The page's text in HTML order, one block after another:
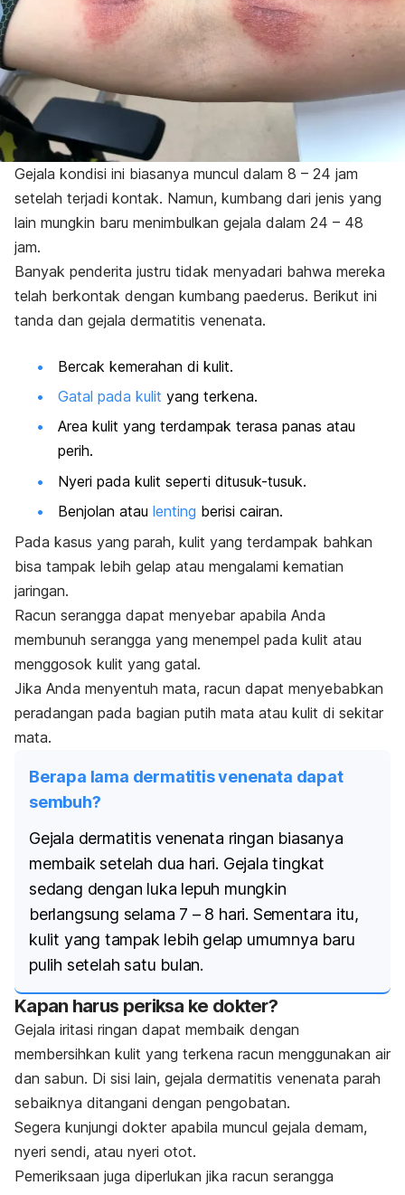
Gejala kondisi ini biasanya muncul dalam 8 – 24 jam
setelah terjadi kontak. Namun, kumbang dari jenis yang
lain mungkin baru menimbulkan gejala dalam 24 – 48
jam.
Banyak penderita justru tidak menyadari bahwa mereka
telah berkontak dengan kumbang paederus. Berikut ini
tanda dan gejala dermatitis venenata.
Bercak kemerahan di kulit.
Gatal pada kulit yang terkena.
Area kulit yang terdampak terasa panas atau
perih.
Nyeri pada kulit seperti ditusuk-tusuk.
Benjolan atau lenting berisi cairan.
Pada kasus yang parah, kulit yang terdampak bahkan
bisa tampak lebih gelap atau mengalami kematian
jaringan.
Racun serangga dapat menyebar apabila Anda
membunuh serangga yang menempel pada kulit atau
menggosok kulit yang gatal.
Jika Anda menyentuh mata, racun dapat menyebabkan
peradangan pada bagian putih mata atau kulit di sekitar
mata.
Berapa lama dermatitis venenata dapat
sembuh?
Gejala dermatitis venenata ringan biasanya
membaik setelah dua hari. Gejala tingkat
sedang dengan luka lepuh mungkin
berlangsung selama 7 – 8 hari. Sementara itu,
kulit yang tampak lebih gelap umumnya baru
pulih setelah satu bulan.
Kapan harus periksa ke dokter?
Gejala iritasi ringan dapat membaik dengan
membersihkan kulit yang terkena racun menggunakan air
dan sabun. Di sisi lain, gejala dermatitis venenata parah
sebaiknya ditangani dengan pengobatan.
Segera kunjungi dokter apabila muncul gejala demam,
nyeri sendi, atau nyeri otot.
Pemeriksaan juga diperlukan jika racun serangga